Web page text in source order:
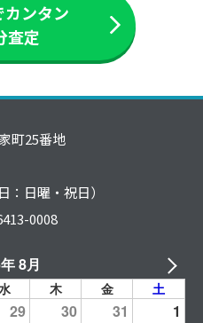
ンタン
査定
町25番地
：日曜・祝日）
0008
8月
木 金 土
29 30 31
1